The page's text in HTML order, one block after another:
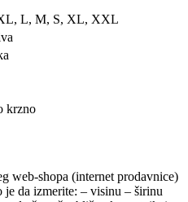
, L, M, S, XL, XXL
krzno
web-shopa (internet prodavnice)
da izmerite: – visinu – širinu